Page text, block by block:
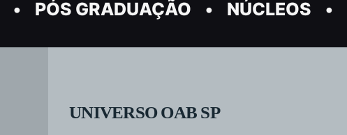
PÓS GRADUAÇÃO NÚCLEOS
UNIVERSO OAB SP